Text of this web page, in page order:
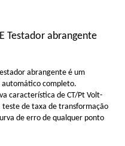
Testador abrangente
abrangente é um
completo.
característica de CT/Pt Volt-
teste de taxa de transformação
de erro de qualquer ponto